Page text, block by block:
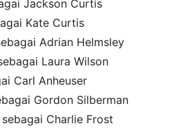
Jackson Curtis
Kate Curtis
Adrian Helmsley
Laura Wilson
Carl Anheuser
Gordon Silberman
Charlie Frost